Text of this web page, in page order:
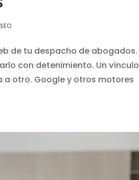
SEO
de tu despacho de abogados.
con detenimiento. Un vínculo
a otro. Google y otros motores